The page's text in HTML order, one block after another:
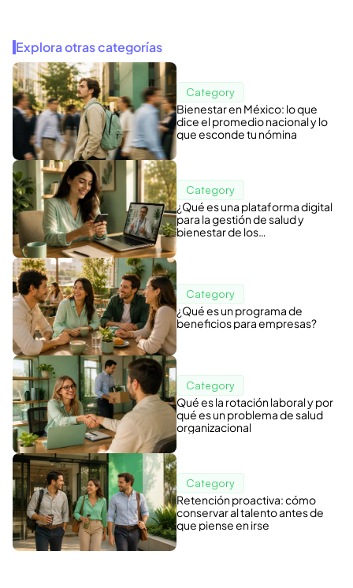
Explora otras categorías
Category
Bienestar en México: lo que
dice el promedio nacional y lo
que esconde tu nómina
Category
¿Qué es una plataforma digital
para la gestión de salud y
bienestar de los
Category
¿Qué es un programa de
beneficios para empresas?
Category
Qué es la rotación laboral y por
qué es un problema de salud
organizacional
Category
Retención proactiva: cómo
conservar al talento antes de
que piense en irse